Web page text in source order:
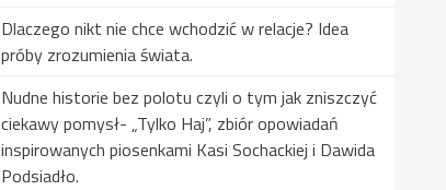
Dlaczego nikt nie chce wchodzić w relacje? Idea
próby zrozumienia świata.
Nudne historie bez polotu czyli o tym jak zniszczyć
ciekawy pomysł- „Tylko Haj”, zbiór opowiadań
inspirowanych piosenkami Kasi Sochackiej i Dawida
Podsiadło.